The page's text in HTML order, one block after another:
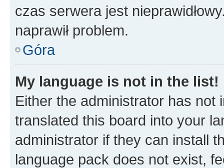
czas serwera jest
naprawił problem.
Góra
My language is not in the list!
Either the administrator has not
translated this board into your
administrator if they can install
language pack does not exist,